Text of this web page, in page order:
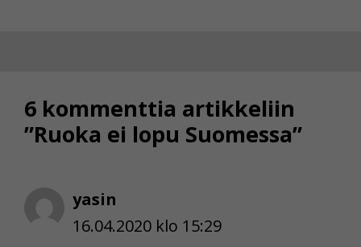
6 kommenttia artikkeliin
”Ruoka ei lopu Suomessa”
yasin
16.04.2020 klo 15:29